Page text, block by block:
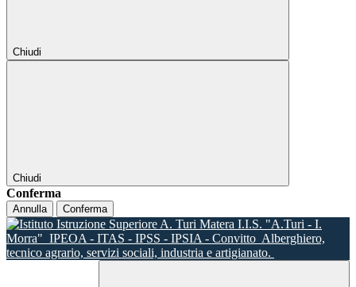
Chiudi
Chiudi
Conferma
Annulla Conferma
I.I.S. "A.Turi - I.
Morra" IPEOA - ITAS - IPSS - IPSIA - Convitto Alberghiero,
tecnico agrario, servizi sociali, industria e artigianato.